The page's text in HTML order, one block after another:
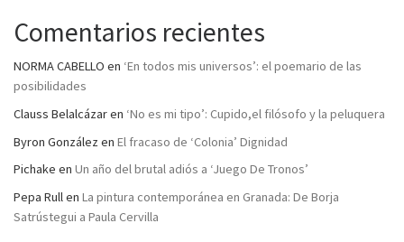
Comentarios recientes
NORMA CABELLO en ‘En todos mis universos’: el poemario de las
posibilidades
Clauss Belalcázaren ‘No es mi tipo’: Cupido,el filósofo y la peluquera
Byron González en El fracaso de ‘Colonia’ Dignidad
Pichake en Un año del brutal adiós a ‘Juego De Tronos’
Pepa Rullen La pintura contemporánea en Granada: De Borja
Satrústegui a Paula Cervilla